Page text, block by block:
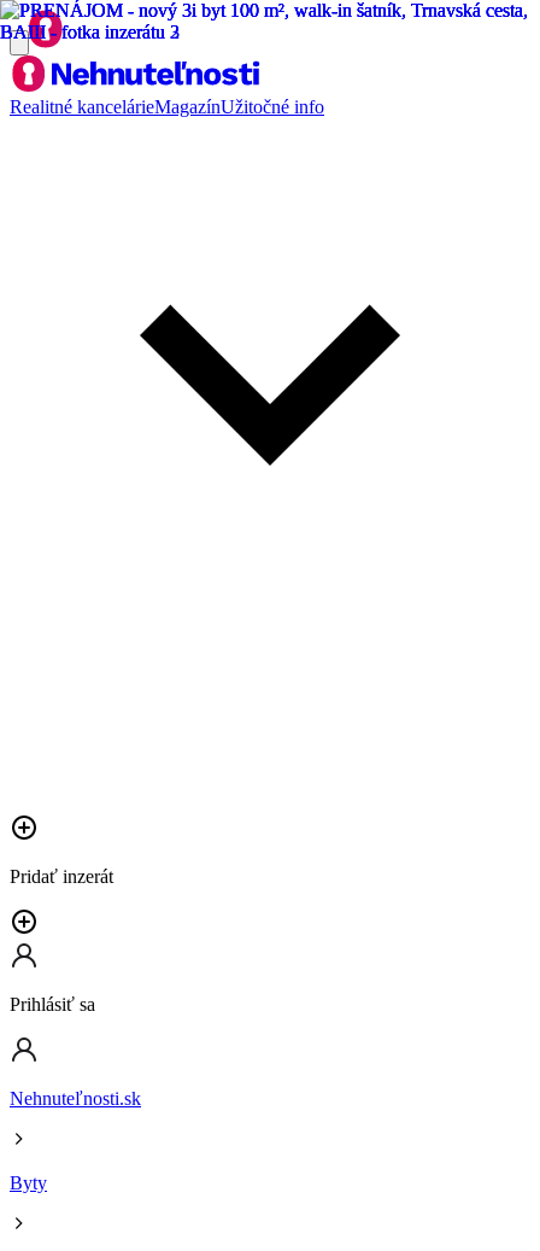
Realitné kancelárieMagazínUžitočné info
Pridať inzerát
Prihlásiť sa
Nehnuteľnosti.sk
Byty